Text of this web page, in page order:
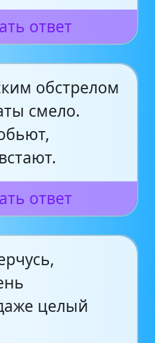
ответ
обстрелом
смело.
ответ
целый